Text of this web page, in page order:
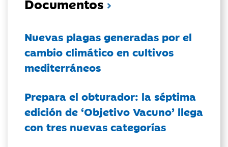
Nuevas plagas generadas por el
cambio climático en cultivos
mediterráneos
Prepara el obturador: la séptima
edición de ‘Objetivo Vacuno’ llega
con tres nuevas categorías